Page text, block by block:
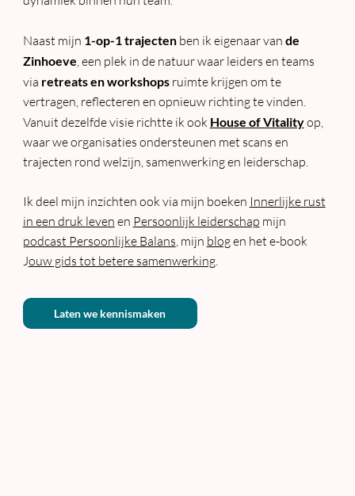
Naast mijn 1-op-1 trajectenben ik eigenaar van de
Zinhoeve , een plek in de natuur waar leiders en teams
via retreats en workshopsruimte krijgen om te
vertragen, reflecteren en opnieuw richting te vinden.
Vanuit dezelfde visie richtte ik ook House of Vitalityop,
waar we organisaties ondersteunen met scans en
trajecten rond welzijn, samenwerking en leiderschap.
Ik deel mijn inzichten ook via mijn boeken Innerlijke rust
in een druk leven en Persoonlijk leiderschap mijn
podcast Persoonlijke Balans , mijn blogen het e-book
Jouw gids tot betere samenwerking.
Laten we kennismaken